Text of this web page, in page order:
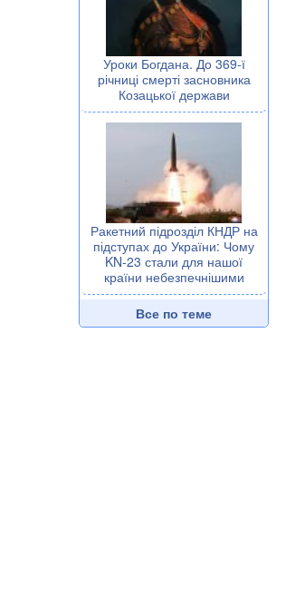
Уроки Богдана. До 369-ї
річниці смерті засновника
Козацької держави
Ракетний підрозділ КНДР на
підступах до України: Чому
KN-23 стали для нашої
країни небезпечнішими
Все по теме